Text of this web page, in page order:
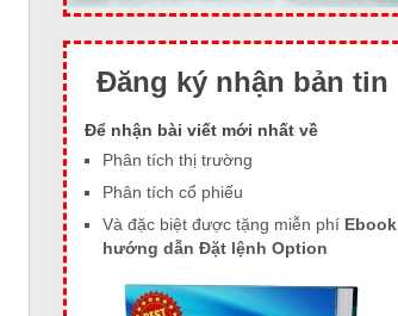
Đăng ký nhận bản tin
Để nhận bài viết mới nhất về
Phân tích thị trường
Phân tích cổ phiếu
Và đặc biệt được tặng miễn phí Ebook
hướng dẫn Đặt lệnh Option